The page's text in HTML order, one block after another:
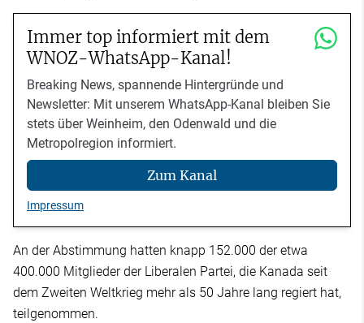
Immer top informiert mit dem
WNOZ-WhatsApp-Kanal!
Breaking News, spannende Hintergründe und
Newsletter: Mit unserem WhatsApp-Kanal bleiben Sie
stets über Weinheim, den Odenwald und die
Metropolregion informiert.
Zum Kanal
Impressum
An der Abstimmung hatten knapp 152.000 der etwa
400.000 Mitglieder der Liberalen Partei, die Kanada seit
dem Zweiten Weltkrieg mehr als 50 Jahre lang regiert hat,
teilgenommen.